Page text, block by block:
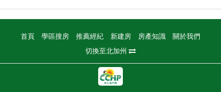
首頁 學區搜房 推薦經紀 新建房 房產知識
關於我們
切換至北加州